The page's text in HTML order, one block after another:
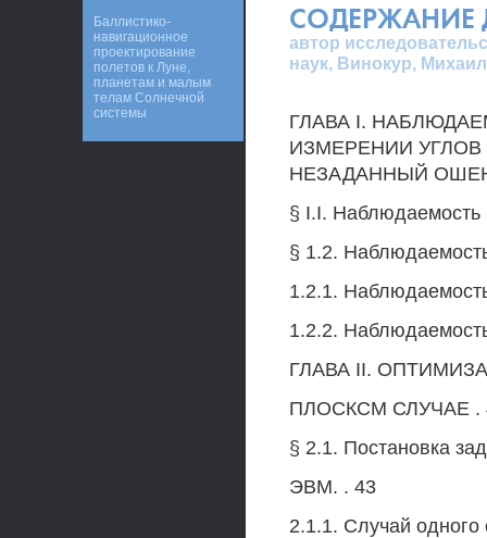
СОДЕРЖАНИЕ
автор
наук, Винокур,
ГЛАВА I.
ИЗМЕРЕНИИ
НЕЗАДАННЫЙ
§ I.I. Наблюдаемость
§ 1.2.
1.2.1.
1.2.2. Наблюдаемость
ГЛАВА II.
ПЛОСКСМ СЛУЧАЕ .
§ 2.1. Постановка
ЭВМ. . 43
2.1.1. Случай одного
Баллистико-
навигационное
проектирование
полетов к Луне,
планетам и малым
телам Солнечной
системы